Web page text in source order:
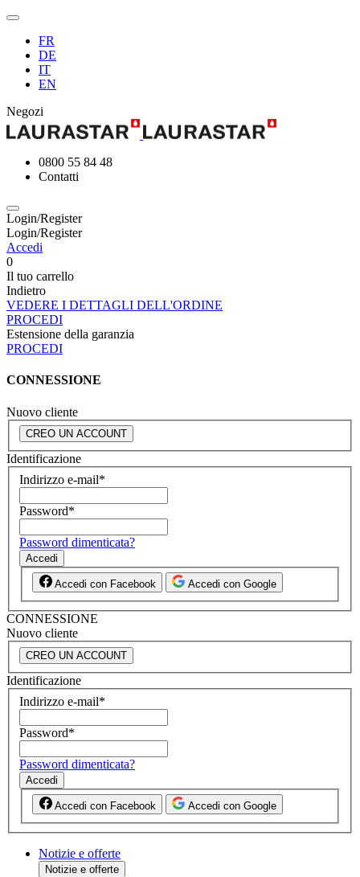
FR
DE
IT
EN
Negozi
0800 55 84 48
Contatti
Login/Register
Login/Register
Accedi
0
Il tuo carrello
Indietro
VEDERE I DETTAGLI DELL'ORDINE
PROCEDI
Estensione della garanzia
PROCEDI
CONNESSIONE
Nuovo cliente
CREO UN ACCOUNT
Identificazione
Indirizzo e-mail*
Password*
Password dimenticata?
Accedi
Accedi con Facebook Accedi con Google
CONNESSIONE
Nuovo cliente
CREO UN ACCOUNT
Identificazione
Indirizzo e-mail*
Password*
Password dimenticata?
Accedi
Accedi con Facebook Accedi con Google
Notizie e offerte
Notizie e offerte